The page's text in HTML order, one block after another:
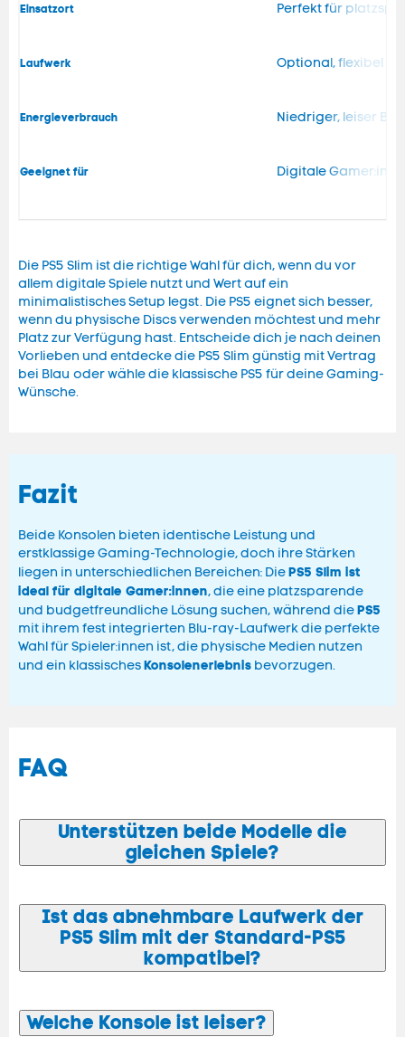
Einsatzort Perfekt für
Laufwerk Optional, flexibel
Energieverbrauch Niedriger, leiser
Geeignet für Digitale
Die PS5 Slim ist die richtige Wahl für dich, wenn du vor
allem digitale Spiele nutzt und Wert auf ein
minimalistisches Setup legst. Die PS5 eignet sich besser,
wenn du physische Discs verwenden möchtest und mehr
Platz zur Verfügung hast. Entscheide dich je nach deinen
Vorlieben und entdecke die PS5 Slim günstig mit Vertrag
bei Blau oder wähle die klassische PS5 für deine Gaming-
Wünsche.
Fazit
Beide Konsolen bieten identische Leistung und
erstklassige Gaming-Technologie, doch ihre Stärken
liegen in unterschiedlichen Bereichen: DiePS5 Slim ist
ideal für digitale Gamer:innen, die eine platzsparende
und budgetfreundliche Lösung suchen, während diePS5
mit ihrem fest integrierten Blu-ray-Laufwerk die perfekte
Wahl für Spieler:innen ist, die physische Medien nutzen
und ein klassischesKonsolenerlebnis bevorzugen.
FAQ
Unterstützen beide Modelle die
gleichen Spiele?
Ist das abnehmbare Laufwerk der
PS5 Slim mit der Standard-PS5
kompatibel?
Welche Konsole ist leiser?